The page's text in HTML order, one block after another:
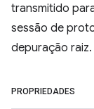
transmitido
sessão de
depuração raiz.
PROPRIEDADES